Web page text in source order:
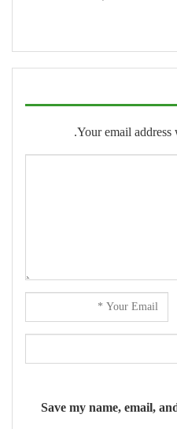
Your email address
Save my name, email,